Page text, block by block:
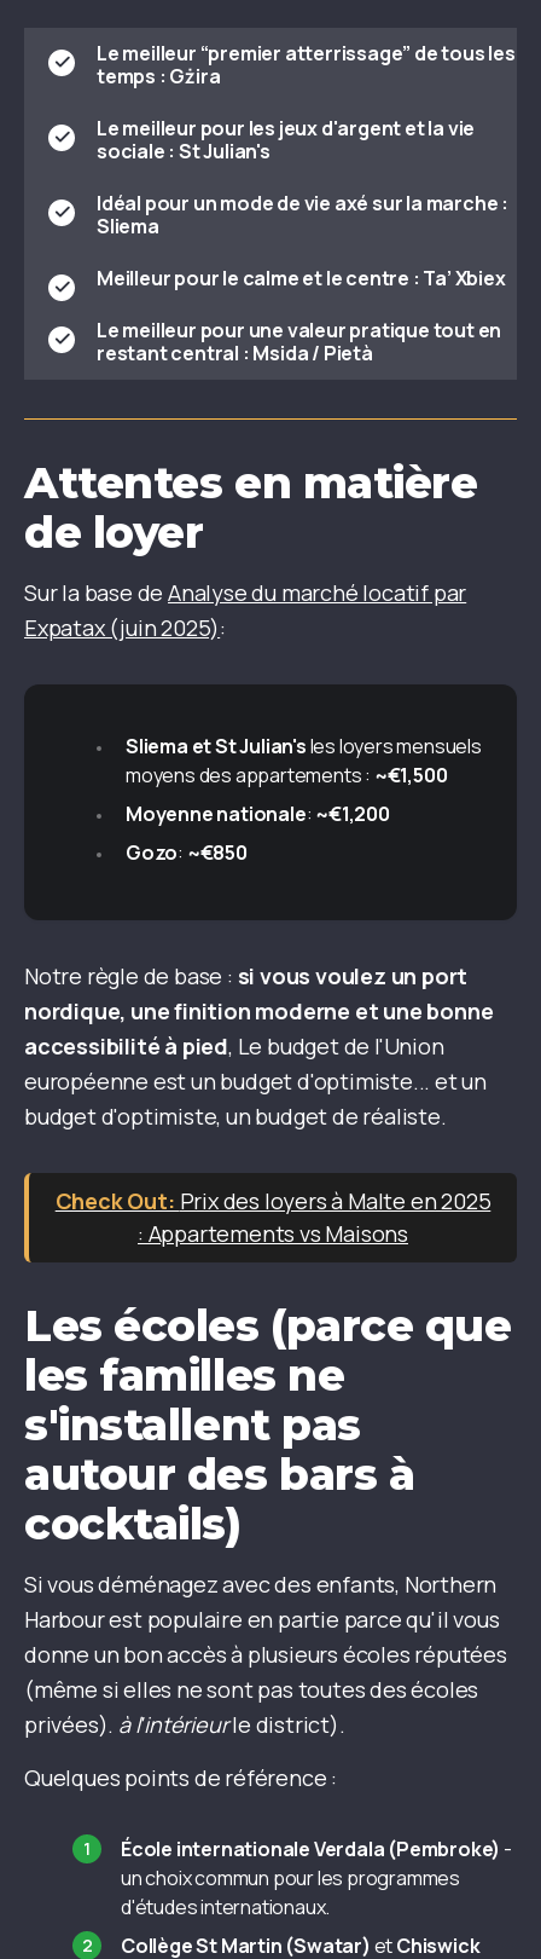
Le meilleur “premier atterrissage” de tous les
temps : Gżira
Le meilleur pour les jeux d'argent et la vie
sociale : St Julian's
Idéal pour un mode de vie axé sur la marche :
Sliema
Meilleur pour le calme et le centre : Ta’ Xbiex
Le meilleur pour une valeur pratique tout en
restant central : Msida / Pietà
Attentes en matière
de loyer
Sur la base deAnalyse du marché locatif par
Expatax (juin 2025):
Sliema et St Julian'sles loyers mensuels
moyens des appartements : ~€1,500
Moyenne nationale: ~€1,200
Gozo: ~€850
Notre règle de base : si vous voulez un port
nordique, une finition moderne et une bonne
accessibilité à pied, Le budget de l'Union
européenne est un budget d'optimiste... et un
budget d'optimiste, un budget de réaliste.
Prix des loyers à Malte en 2025
: Appartements vs Maisons
Les écoles (parce que
les familles ne
s'installent pas
autour des bars à
cocktails)
Si vous déménagez avec des enfants, Northern
Harbour est populaire en partie parce qu'il vous
donne un bon accès à plusieurs écoles réputées
(même si elles ne sont pas toutes des écoles
privées). à l'intérieurle district).
Quelques points de référence :
École internationale Verdala (Pembroke) -
un choix commun pour les programmes
d'études internationaux.
Collège St Martin (Swatar) etChiswick